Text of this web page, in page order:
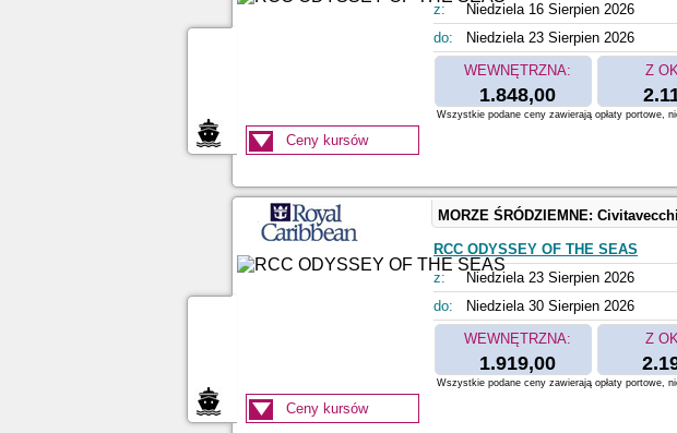
z:
Niedziela 16 Sierpien 2026
do:
Niedziela 23 Sierpien 2026
WEWNĘTRZNA:
1.848,00
Z
Ceny kursów
Wszystkie podane ceny zawierają opłaty portowe,
MORZE ŚRÓDZIEMNE: Civitavecchia, Italy,
RCC ODYSSEY OF THE SEAS
z:
Niedziela 23 Sierpien 2026
do:
Niedziela 30 Sierpien 2026
WEWNĘTRZNA:
1.919,00
Z
Ceny kursów
Wszystkie podane ceny zawierają opłaty portowe,